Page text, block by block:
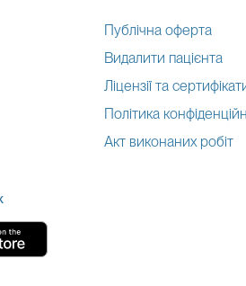
Публічна оферта
Видалити пацієнта
Ліцензії та
Політика
Акт виконаних робіт